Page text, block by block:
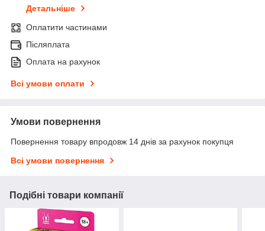
Детальніше
Оплатити частинами
Післяплата
Оплата на рахунок
Всі умови оплати
Умови повернення
Повернення товару впродовж 14 днів за рахунок покупця
Всі умови повернення
Подібні товари компанії